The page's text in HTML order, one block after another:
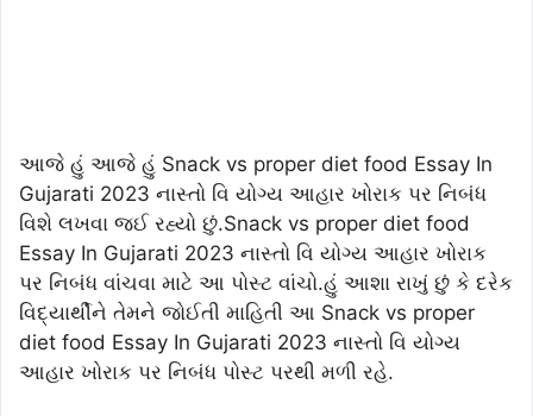
આજે હું આજે હું Snack vs proper diet food Essay In
Gujarati 2023 નાસ્તો વિ યોગ્ય આહાર ખોરાક પર નિબંધ
વિશે લખવા જઈ રહ્યો છું.Snack vs proper diet food
Essay In Gujarati 2023 નાસ્તો વિ યોગ્ય આહાર ખોરાક
પર નિબંધ વાંચવા માટે આ પોસ્ટ વાંચો.હું આશા રાખું છું કે દરેક
વિદ્યાર્થીને તેમને જોઈતી માહિતી આ Snack vs proper
diet food Essay In Gujarati 2023 નાસ્તો વિ યોગ્ય
આહાર ખોરાક પર નિબંધ પોસ્ટ પરથી મળી રહે.